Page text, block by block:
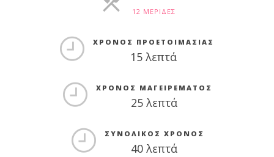
12 ΜΕΡΊΔΕΣ
ΧΡΌΝΟΣ ΠΡΟΕΤΟΙΜΑΣΊΑΣ
15 λεπτά
ΧΡΌΝΟΣ ΜΑΓΕΙΡΈΜΑΤΟΣ
25 λεπτά
ΣΥΝΟΛΙΚΌΣ ΧΡΌΝΟΣ
40 λεπτά